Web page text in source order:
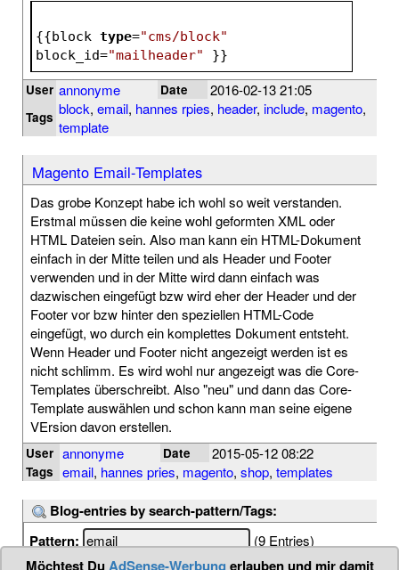
{{block type="cms/block"
block_id="mailheader" }}
User annonyme Date 2016-02-13 21:05
Tags block, email, hannes rpies, header, include, magento,
template
Magento Email-Templates
Das grobe Konzept habe ich wohl so weit verstanden.
Erstmal müssen die keine wohl geformten XML oder
HTML Dateien sein. Also man kann ein HTML-Dokument
einfach in der Mitte teilen und als Header und Footer
verwenden und in der Mitte wird dann einfach was
dazwischen eingefügt bzw wird eher der Header und der
Footer vor bzw hinter den speziellen HTML-Code
eingefügt, wo durch ein komplettes Dokument entsteht.
Wenn Header und Footer nicht angezeigt werden ist es
nicht schlimm. Es wird wohl nur angezeigt was die Core-
Templates überschreibt. Also "neu" und dann das Core-
Template auswählen und schon kann man seine eigene
VErsion davon erstellen.
User annonyme Date 2015-05-12 08:22
Tags email, hannes pries, magento, shop, templates
Blog-entries by search-pattern/Tags:
Pattern:
(9 Entries)
Möchtest Du AdSense-Werbung erlauben und mir damit